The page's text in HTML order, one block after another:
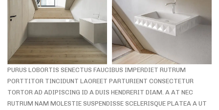
PURUS LOBORTIS SENECTUS FAUCIBUS IMPERDIET RUTRUM
PORTTITOR TINCIDUNT LAOREET PARTURIENT CONSECTETUR
TORTOR AD ADIPISCING ID A DUIS HENDRERIT DIAM. A AT NEC
RUTRUM NAM MOLESTIE SUSPENDISSE SCELERISQUE PLATEA A UT